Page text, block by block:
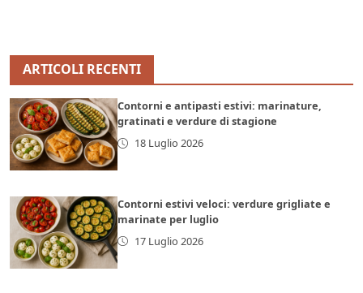
ARTICOLI RECENTI
Contorni e antipasti estivi: marinature,
gratinati e verdure di stagione
18 Luglio 2026
Contorni estivi veloci: verdure grigliate e
marinate per luglio
17 Luglio 2026